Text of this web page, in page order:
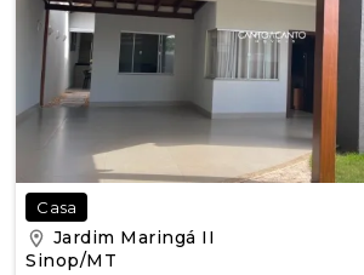
Casa
Jardim Maringá II
Sinop/MT